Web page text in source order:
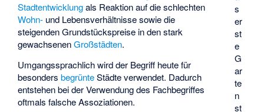
s
er
st
e
G
ar
te
n
st
Stadtentwicklungals Reaktion auf die schlechten
Wohn- und Lebensverhältnisse sowie die
steigenden Grundstückspreise in den stark
gewachsenenGroßstädten.
Umgangssprachlich wird der Begriff heute für
besondersbegrünteStädte verwendet. Dadurch
entstehen bei der Verwendung des Fachbegriffes
oftmals falsche Assoziationen.